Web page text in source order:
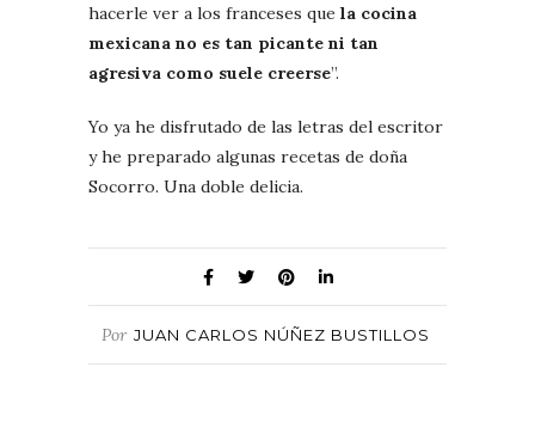
hacerle ver a los franceses que la cocina
mexicana no es tan picante ni tan
agresiva como suele creerse”.
Yo ya he disfrutado de las letras del escritor
y he preparado algunas recetas de doña
Socorro. Una doble delicia.
Por JUAN CARLOS NÚÑEZ BUSTILLOS